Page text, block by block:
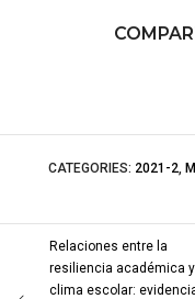
CATEGORIES: 2021-2,
Relaciones entre la
resiliencia académica y
clima escolar: